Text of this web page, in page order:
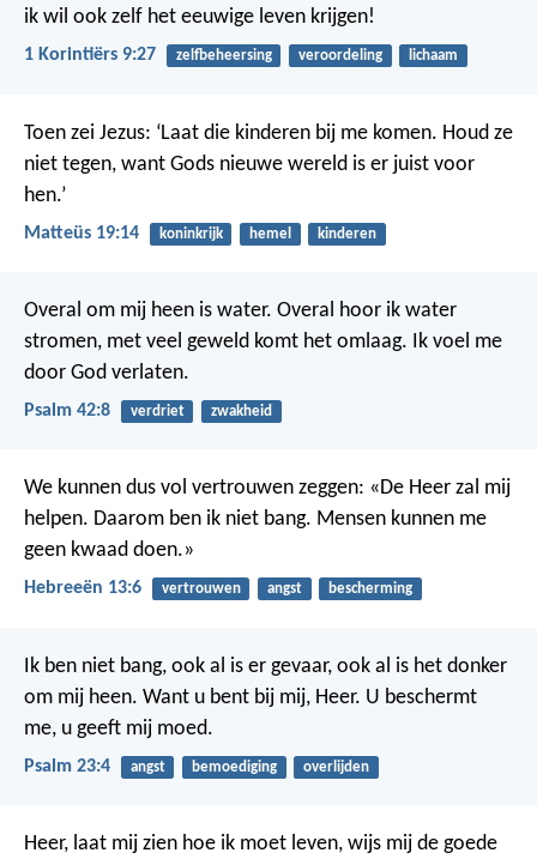
ik wil ook zelf het eeuwige leven krijgen!
1 Korintiërs 9:27 zelfbeheersing veroordeling lichaam
Toen zei Jezus: ‘Laat die kinderen bij me komen. Houd ze
niet tegen, want Gods nieuwe wereld is er juist voor
hen.’
Matteüs 19:14 koninkrijk hemel kinderen
Overal om mij heen is water. Overal hoor ik water
stromen, met veel geweld komt het omlaag. Ik voel me
door God verlaten.
Psalm 42:8 verdriet zwakheid
We kunnen dus vol vertrouwen zeggen: «De Heer zal mij
helpen. Daarom ben ik niet bang. Mensen kunnen me
geen kwaad doen.»
Hebreeën 13:6 vertrouwen angst bescherming
Ik ben niet bang, ook al is er gevaar, ook al is het donker
om mij heen. Want u bent bij mij, Heer. U beschermt
me, u geeft mij moed.
Psalm 23:4 angst bemoediging overlijden
Heer, laat mij zien hoe ik moet leven, wijs mij de goede